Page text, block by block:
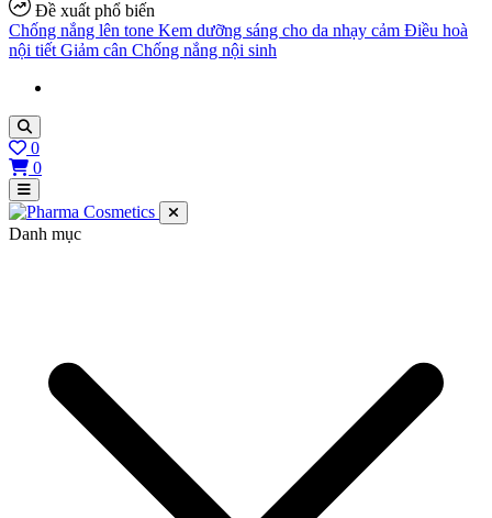
Đề xuất phổ biến
Chống nắng lên tone Kem dưỡng sáng cho da nhạy cảm Điều hoà
nội tiết Giảm cân Chống nắng nội sinh
0
0
Danh mục